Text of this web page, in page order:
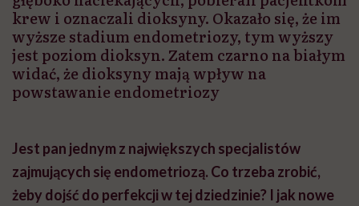
krew i oznaczali dioksyny. Okazało się, że im
wyższe stadium endometriozy, tym wyższy
jest poziom dioksyn. Zatem czarno na białym
widać, że dioksyny mają wpływ na
powstawanie endometriozy
Jest pan jednym z największych specjalistów
zajmujących się endometriozą. Co trzeba zrobić,
żeby dojść do perfekcji w tej dziedzinie? I jak nowe